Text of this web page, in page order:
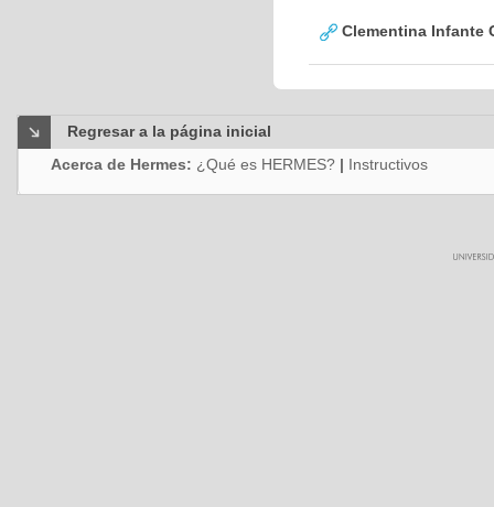
Clementina Infante
Regresar a la página inicial
Acerca de Hermes: ¿Qué es HERMES? | Instructivos